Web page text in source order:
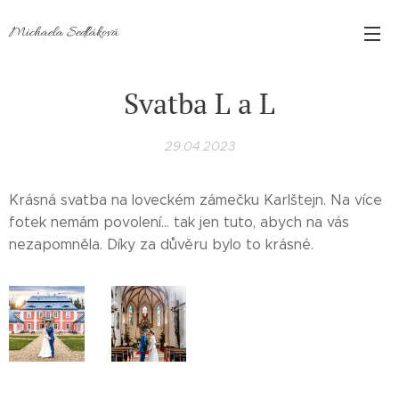
Michaela Sedláková
Svatba L a L
29.04.2023
Krásná svatba na loveckém zámečku Karlštejn. Na více
fotek nemám povolení... tak jen tuto, abych na vás
nezapomněla. Díky za důvěru bylo to krásné.